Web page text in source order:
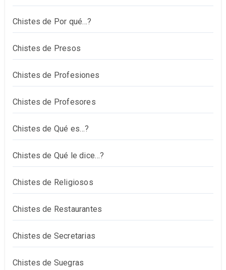
Chistes de Por qué…?
Chistes de Presos
Chistes de Profesiones
Chistes de Profesores
Chistes de Qué es…?
Chistes de Qué le dice…?
Chistes de Religiosos
Chistes de Restaurantes
Chistes de Secretarias
Chistes de Suegras